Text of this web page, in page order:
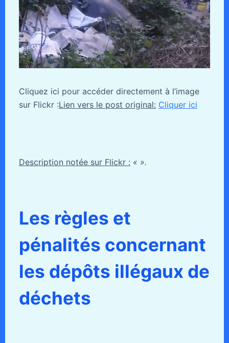
Cliquez ici pour accéder directement à l’image
sur Flickr :Lien vers le post original: Cliquer ici
Description notée sur Flickr : « ».
Les règles et
pénalités concernant
les dépôts illégaux de
déchets